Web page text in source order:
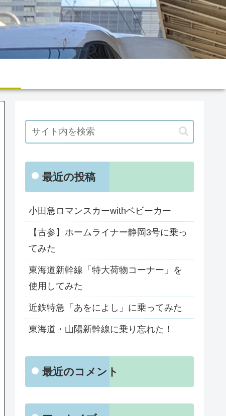
最近の投稿
小田急ロマンスカーwithベビーカー
【古参】ホームライナー静岡3号に乗っ
てみた
東海道新幹線「特大荷物コーナー」を
使用してみた
近鉄特急「あをによし」に乗ってみた
東海道・山陽新幹線に乗り忘れた！
最近のコメント